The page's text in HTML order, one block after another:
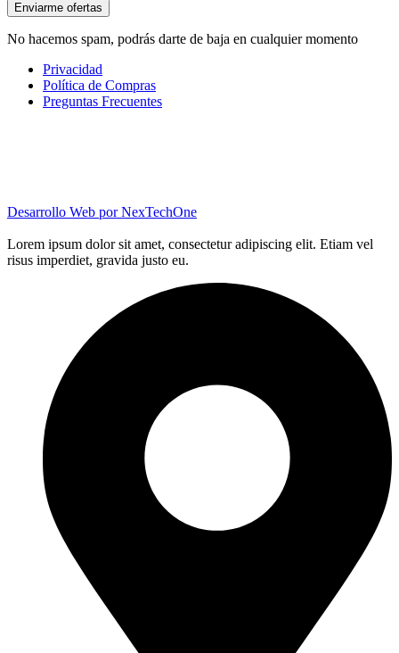
Enviarme ofertas
No hacemos spam, podrás darte de baja en cualquier momento
Privacidad
Política de Compras
Preguntas Frecuentes
Desarrollo Web porNexTechOne
Lorem ipsum dolor sit amet, consectetur adipiscing elit. Etiam vel
risus imperdiet, gravida justo eu.